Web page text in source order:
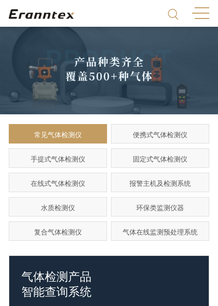
常见气体检测仪 便携式气体检测仪
手提式气体检测仪 固定式气体检测仪
在线式气体检测仪 报警主机及检测系统
水质检测仪 环保类监测仪器
复合气体检测仪 气体在线监测预处理系统
气体检测产品
智能查询系统